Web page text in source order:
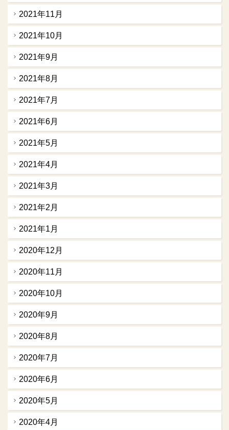
2021年11月
2021年10月
2021年9月
2021年8月
2021年7月
2021年6月
2021年5月
2021年4月
2021年3月
2021年2月
2021年1月
2020年12月
2020年11月
2020年10月
2020年9月
2020年8月
2020年7月
2020年6月
2020年5月
2020年4月